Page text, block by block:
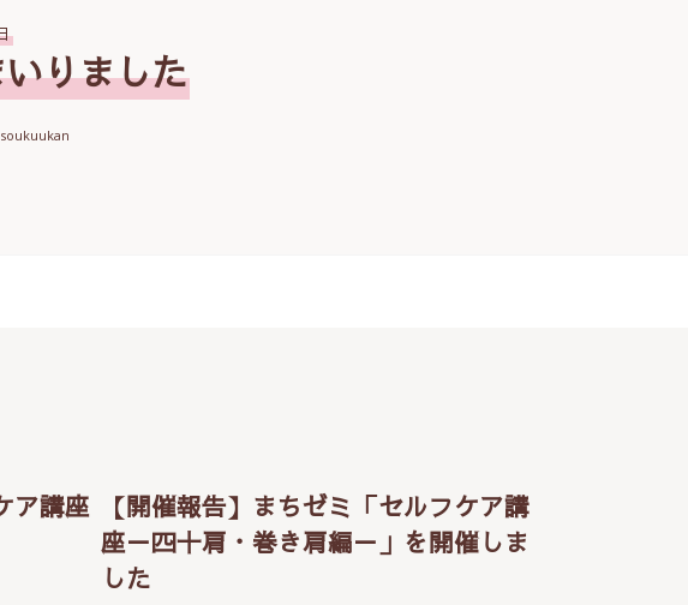
りました
soukuukan
ア講座
【開催報告】まちゼミ「セルフケア講
座－四十肩・巻き肩編－」を開催しま
した